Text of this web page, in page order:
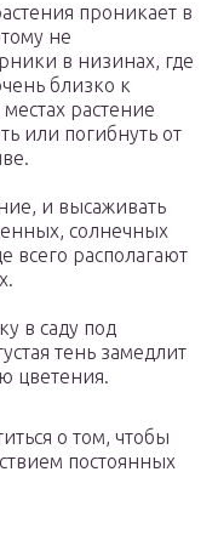
проникает в
не
в низинах, где
близко к
растение
или погибнуть от
и высаживать
солнечных
всего располагают
в саду под
тень замедлит
цветения.
о том, чтобы
постоянных